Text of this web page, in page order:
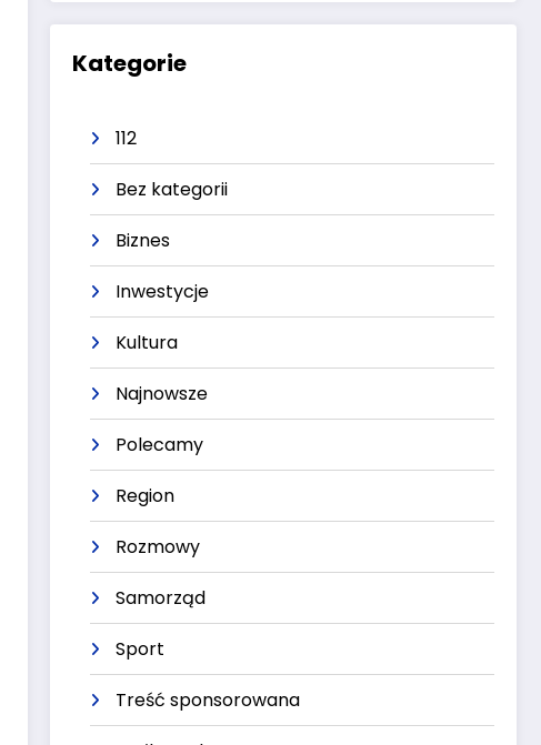
Kategorie
112
Bez kategorii
Biznes
Inwestycje
Kultura
Najnowsze
Polecamy
Region
Rozmowy
Samorząd
Sport
Treść sponsorowana